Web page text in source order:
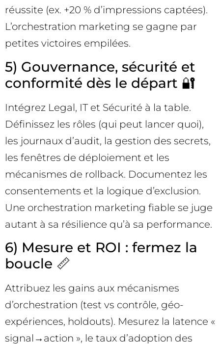
réussite (ex. +20 % d’impressions captées).
L’orchestration marketing se gagne par
petites victoires empilées.
5) Gouvernance, sécurité et
conformité dès le départ 🔐
Intégrez Legal, IT et Sécurité à la table.
Définissez les rôles (qui peut lancer quoi),
les journaux d’audit, la gestion des secrets,
les fenêtres de déploiement et les
mécanismes de rollback. Documentez les
consentements et la logique d’exclusion.
Une orchestration marketing fiable se juge
autant à sa résilience qu’à sa performance.
6) Mesure et ROI : fermez la
boucle 📏
Attribuez les gains aux mécanismes
d’orchestration (test vs contrôle, géo-
expériences, holdouts). Mesurez la latence «
signal→action », le taux d’adoption des